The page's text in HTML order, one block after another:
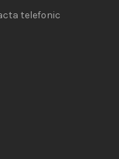
telefonic